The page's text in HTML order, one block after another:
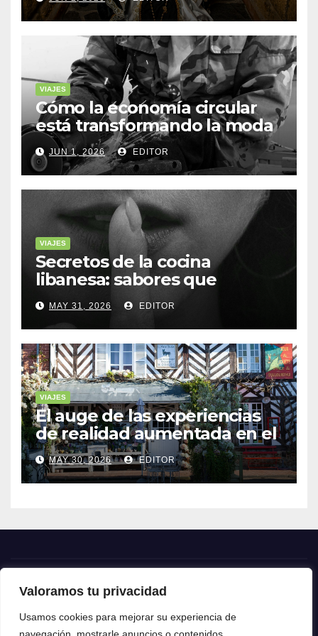
Valoramos tu privacidad
Usamos cookies para mejorar su experiencia de
VIAJES
Cómo la economía circular
está transformando la moda
sostenible
JUN 1, 2026 EDITOR
VIAJES
Secretos de la cocina
libanesa: sabores que
cuentan historias
MAY 31, 2026 EDITOR
VIAJES
El auge de las experiencias
de realidad aumentada en el
turismo
MAY 30, 2026 EDITOR
Crónica24